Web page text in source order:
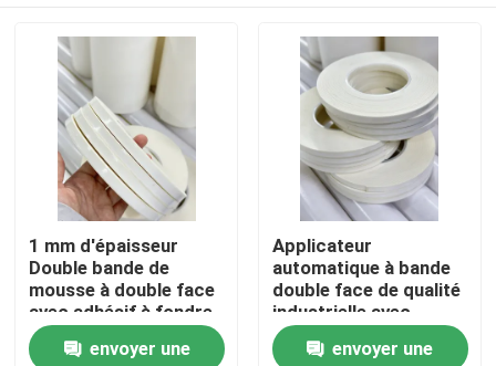
Aperçu
Produits
Vidéos
1 mm d'épaisseur
Double bande de
mousse à double face
avec adhésif à fondre
à chaud Inodore
envoyer une
Applicateur
automatique à bande
double face de qualité
industrielle avec
adhérence agressive
envoyer une